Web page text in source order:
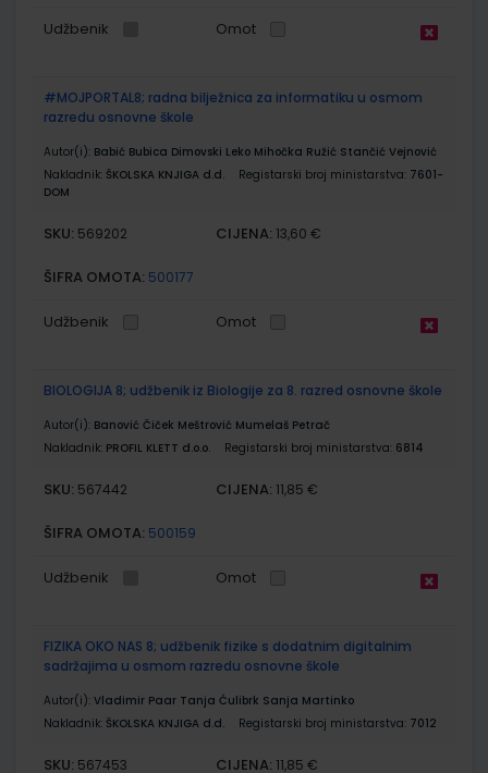
Udžbenik Omot
#MOJPORTAL8; radna bilježnica za informatiku u osmom
razredu osnovne škole
Autor(i): Babić Bubica Dimovski Leko Mihočka Ružić Stančić Vejnović
Nakladnik: ŠKOLSKA KNJIGA d.d. Registarski broj ministarstva: 7601-
DOM
SKU: 569202 CIJENA: 13,60 €
ŠIFRA OMOTA: 500177
Udžbenik Omot
BIOLOGIJA 8; udžbenik iz Biologije za 8. razred osnovne škole
Autor(i): Banović Čiček Meštrović Mumelaš Petrač
Nakladnik: PROFIL KLETT d.o.o. Registarski broj ministarstva: 6814
SKU: 567442 CIJENA: 11,85 €
ŠIFRA OMOTA: 500159
Udžbenik Omot
FIZIKA OKO NAS 8; udžbenik fizike s dodatnim digitalnim
sadržajima u osmom razredu osnovne škole
Autor(i): Vladimir Paar Tanja Ćulibrk Sanja Martinko
Nakladnik: ŠKOLSKA KNJIGA d.d. Registarski broj ministarstva: 7012
SKU: 567453 CIJENA: 11,85 €